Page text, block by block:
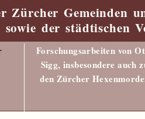
Zürcher Gemeinden
sowie der städtischen
Forschungsarbeiten von
Sigg, insbesondere auch
den Zürcher